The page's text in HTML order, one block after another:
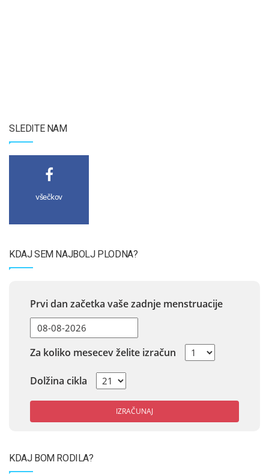
SLEDITE NAM
všečkov
KDAJ SEM NAJBOLJ PLODNA?
Prvi dan začetka vaše zadnje menstruacije
Za koliko mesecev želite izračun
Dolžina cikla
IZRAČUNAJ
KDAJ BOM RODILA?